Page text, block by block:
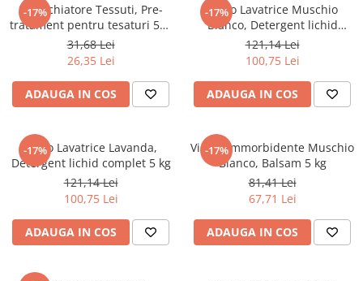
Detergenti Ultra-Concentrati
Articole Natur
Articole Natur + Albe
Articole din Hartie
Consumabile
Catering
Servetele
Hartie Copt
Hartie Impachetat
Naproane
Port Tacam
Mop Talpa
Mopuri Clasice
Produse din plastic
Spalatoare Inox/ Sarma
-17%
Smacchiatore Tessuti, Pre-
tratament pentru tesaturi 500
ml
31,68 Lei
26,35 Lei
ADAUGA IN COS
-17%
Vinco Lavatrice Muschio
Bianco, Detergent lichid
complet 5 kg
121,14 Lei
100,75 Lei
ADAUGA IN COS
-17%
Vinco Lavatrice Lavanda,
Detergent lichid complet 5 kg
121,14 Lei
100,75 Lei
ADAUGA IN COS
-17%
Vinco Ammorbidente Muschio
Bianco, Balsam 5 kg
81,41 Lei
67,71 Lei
ADAUGA IN COS